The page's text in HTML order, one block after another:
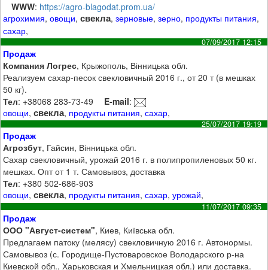
WWW: https://agro-blagodat.prom.ua/
агрохимия,овощи,свекла,зерновые,зерно, продукты питания,
сахар,
07/09/2017 12:15
Продаж
Компания Логрес, Крыжополь, Вінницька обл.
Реализуем сахар-песок свекловичный 2016 г., от 20 т (в мешках
50 кг).
Тел: +38068 283-73-49 E-mail:
овощи,свекла, продукты питания,сахар,
25/07/2017 19:19
Продаж
Агрозбут, Гайсин, Вінницька обл.
Сахар свекловичный, урожай 2016 г. в полипропиленовых 50 кг.
мешках. Опт от 1 т. Самовывоз, доставка
Тел: +380 502-686-903
овощи,свекла, продукты питания,сахар,урожай,
11/07/2017 09:35
Продаж
ООО "Август-систем", Киев, Київська обл.
Предлагаем патоку (мелясу) свекловичную 2016 г. Автонормы.
Самовывоз (с. Городище-Пустоваровское Володарского р-на
Киевской обл., Харьковская и Хмельницкая обл.) или доставка.